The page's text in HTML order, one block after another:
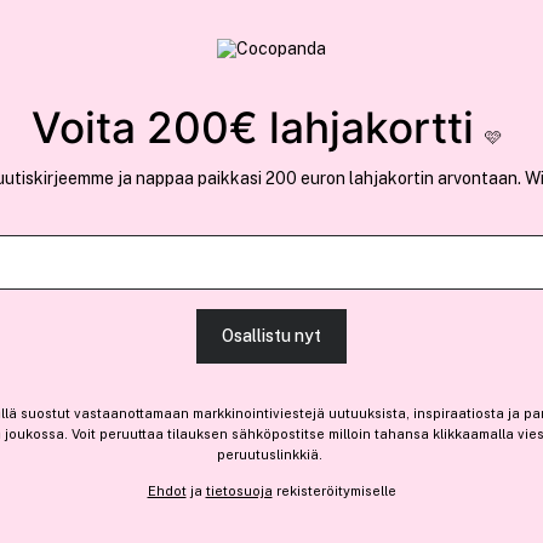
Löwengrip
Healthy Glow Deodorant
13,50 €
Ennen: 16,90 €|27,00 € / 100ml
Voita 200€ lahjakortti 🩷
ja nappaa paikkasi 200 euron lahjakortin arvontaan.
Osallistu nyt
suostut vastaanottamaan markkinointiviestejä uutuuksista, inspiraatiosta ja
joukossa. Voit peruuttaa tilauksen sähköpostitse milloin tahansa klikkaamalla
peruutuslinkkiä.
Ehdotja tietosuoja rekisteröitymiselle